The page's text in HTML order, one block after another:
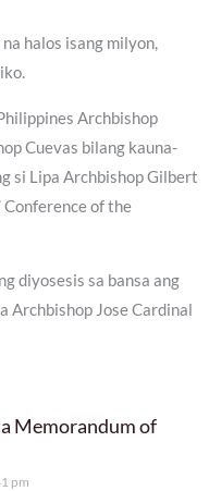
halos isang milyon,
Archbishop
Cuevas bilang kauna-
si Lipa Archbishop Gilbert
Conference of the
diyosesis sa bansa ang
Archbishop Jose Cardinal
Memorandum of
pm